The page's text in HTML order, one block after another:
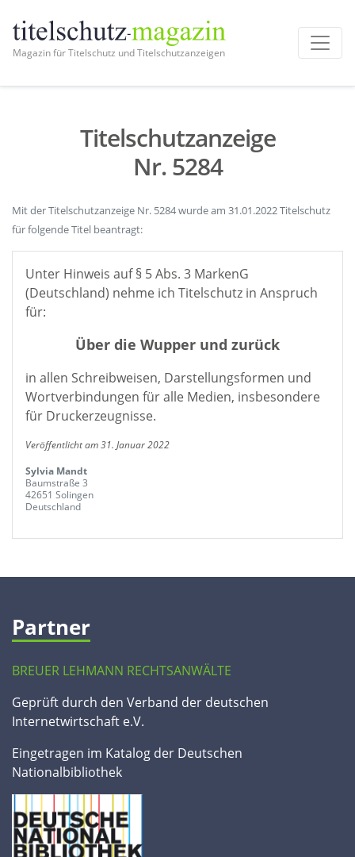
Magazin für Titelschutz und Titelschutzanzeigen
Titelschutzanzeige
Nr. 5284
Mit der Titelschutzanzeige Nr. 5284 wurde am 31.01.2022 Titelschutz
für folgende Titel beantragt:
Unter Hinweis auf § 5 Abs. 3 MarkenG
(Deutschland) nehme ich Titelschutz in Anspruch
für:
Über die Wupper und zurück
in allen Schreibweisen, Darstellungsformen und
Wortverbindungen für alle Medien, insbesondere
für Druckerzeugnisse.
Veröffentlicht am 31. Januar 2022
Sylvia Mandt
Baumstraße 3
42651 Solingen
Deutschland
Partner
BREUER LEHMANN RECHTSANWÄLTE
Geprüft durch den Verband der deutschen
Internetwirtschaft e.V.
Eingetragen im Katalog der Deutschen
Nationalbibliothek